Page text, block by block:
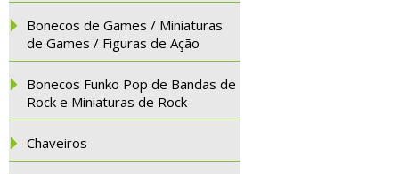
Bonecos de Games / Miniaturas
de Games / Figuras de Ação
Bonecos Funko Pop de Bandas de
Rock e Miniaturas de Rock
Chaveiros